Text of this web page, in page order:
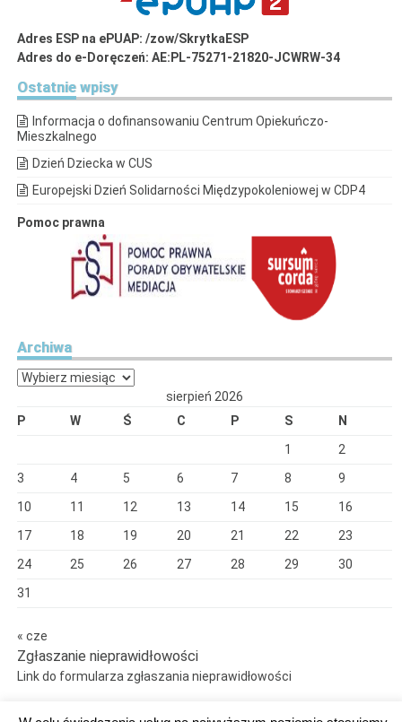
Adres ESP na ePUAP: /zow/SkrytkaESP
Adres do e-Doręczeń: AE:PL-75271-21820-JCWRW-34
Ostatnie wpisy
Informacja o dofinansowaniu Centrum Opiekuńczo-
Mieszkalnego
Dzień Dziecka w CUS
Europejski Dzień Solidarności Międzypokoleniowej w CDP4
Pomoc prawna
Archiwa
Archiwa
sierpień 2026
P
W Ś C P S
N
1
2
3
4 5 6 7 8
9
10
11 12 13 14 15
16
17
18 19 20 21 22
23
24
25 26 27 28 29
30
31
« cze
Zgłaszanie nieprawidłowości
Link do formularza zgłaszania nieprawidłowości